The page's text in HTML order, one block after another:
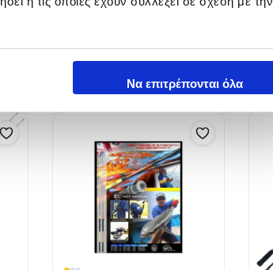
Να επιτρέπονται όλα